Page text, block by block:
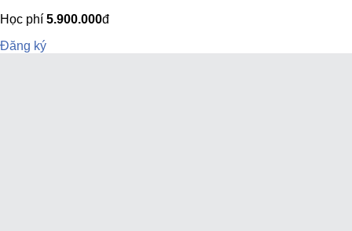
Học phí 5.900.000đ
Đăng ký